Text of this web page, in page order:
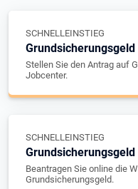
SCHNELLEINSTIEG
Stellen Sie den Antrag auf
Jobcenter.
SCHNELLEINSTIEG
Beantragen Sie online die
Grundsicherungsgeld.